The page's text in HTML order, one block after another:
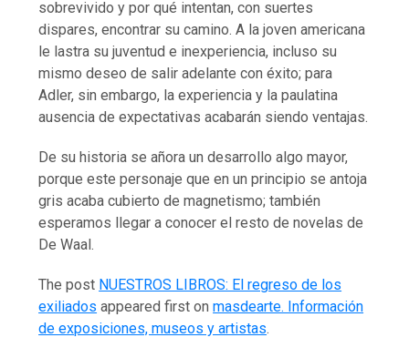
sobrevivido y por qué intentan, con suertes
dispares, encontrar su camino. A la joven americana
le lastra su juventud e inexperiencia, incluso su
mismo deseo de salir adelante con éxito; para
Adler, sin embargo, la experiencia y la paulatina
ausencia de expectativas acabarán siendo ventajas.
De su historia se añora un desarrollo algo mayor,
porque este personaje que en un principio se antoja
gris acaba cubierto de magnetismo; también
esperamos llegar a conocer el resto de novelas de
De Waal.
The post NUESTROS LIBROS: El regreso de los
exiliados appeared first onmasdearte. Información
de exposiciones, museos y artistas.